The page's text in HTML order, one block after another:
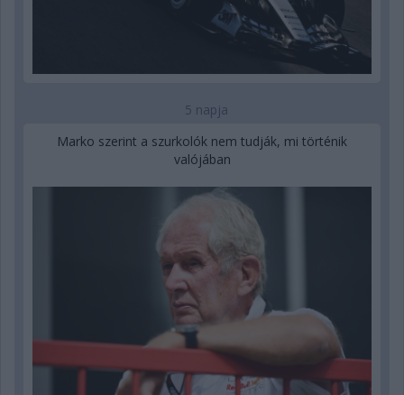
5 napja
Marko szerint a szurkolók nem tudják, mi történik
valójában